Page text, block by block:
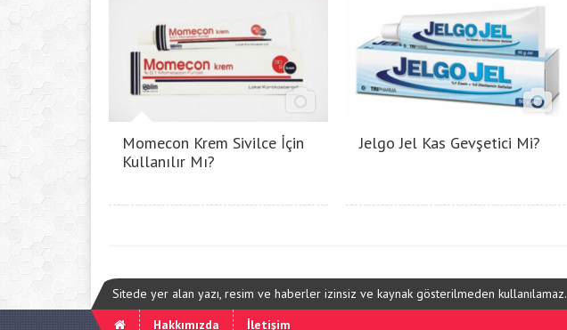
Momecon Krem Sivilce İçin
Kullanılır Mı?
Jelgo Jel Kas Gevşetici Mi?
Sitede yer alan yazı, resim ve haberler izinsiz ve kaynak gösterilmeden kullanılamaz.
Hakkımızda
İletişim